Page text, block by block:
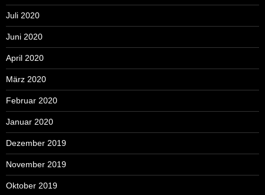
Juli 2020
Juni 2020
April 2020
März 2020
Februar 2020
Januar 2020
Dezember 2019
November 2019
Oktober 2019